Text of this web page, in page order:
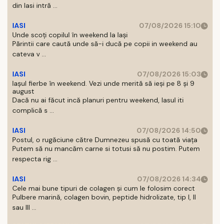
din Iasi intră ...
IASI
07/08/2026 15:10
Unde scoți copilul în weekend la Iași
Părintii care caută unde să-i ducă pe copii in weekend au
cateva v ...
IASI
07/08/2026 15:03
Iașul fierbe în weekend. Vezi unde merită să ieși pe 8 și 9
august
Dacă nu ai făcut incă planuri pentru weekend, Iasul iti
complică s ...
IASI
07/08/2026 14:50
Postul, o rugăciune către Dumnezeu spusă cu toată viața
Putem să nu mancăm carne si totusi să nu postim. Putem
respecta rig ...
IASI
07/08/2026 14:34
Cele mai bune tipuri de colagen și cum le folosim corect
Pulbere marină, colagen bovin, peptide hidrolizate, tip I, II
sau III ...